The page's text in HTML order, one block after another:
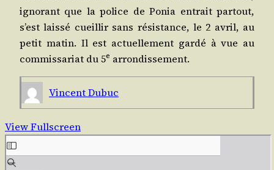
igno­rant que la police de Ponia entrait par­tout,
s’est lais­sé cueillir sans résis­tance, le 2 avril, au
petit matin. Il est actuel­le­ment gar­dé à vue au
com­mis­sa­riat du 5e arrondissement.
Vincent Dubuc
View Fullscreen